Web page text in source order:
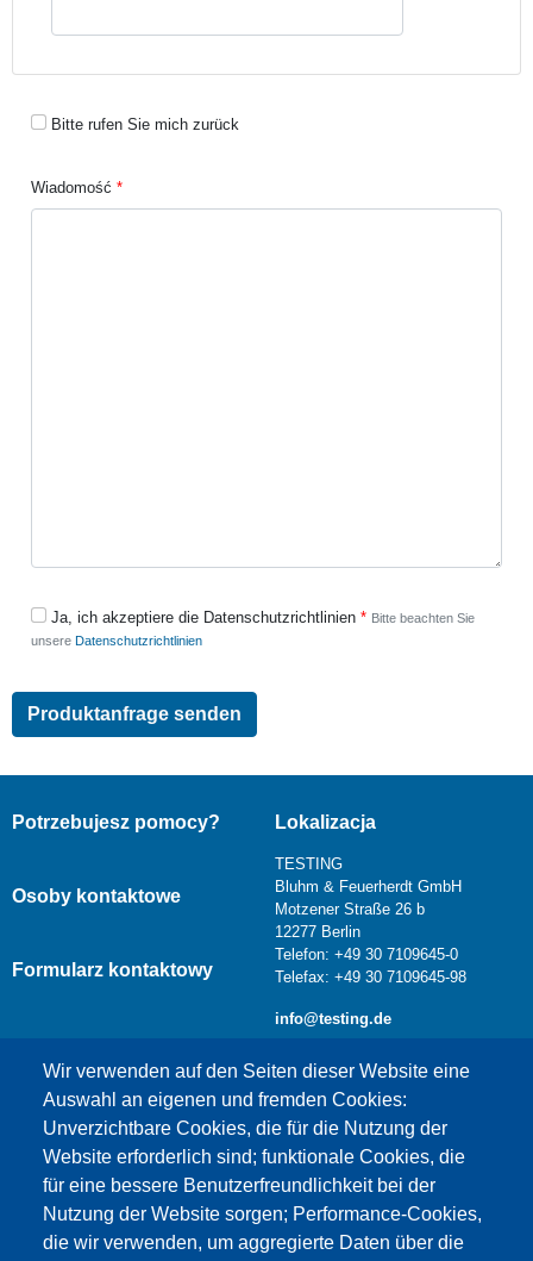
Bitte rufen Sie mich zurück
Wiadomość
Ja, ich akzeptiere die Datenschutzrichtlinien
Bitte beachten Sie
unsere Datenschutzrichtlinien
Wir verwenden auf den Seiten dieser Website eine
Auswahl an eigenen und fremden Cookies:
Unverzichtbare Cookies, die für die Nutzung der
Website erforderlich sind; funktionale Cookies, die
für eine bessere Benutzerfreundlichkeit bei der
Nutzung der Website sorgen; Performance-Cookies,
die wir verwenden, um aggregierte Daten über die
Potrzebujesz pomocy?
Osoby kontaktowe
Formularz kontaktowy
Lokalizacja
TESTING
Bluhm & Feuerherdt GmbH
Motzener Straße 26 b
12277 Berlin
Telefon: +49 30 7109645-0
Telefax: +49 30 7109645-98
info@testing.de
Dieser Inhalt ist blockiert, da die Google Maps